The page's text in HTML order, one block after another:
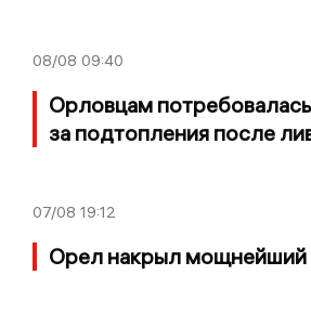
08/08 09:40
Орловцам
за подтопления после
07/08 19:12
Орел накрыл мощнейший